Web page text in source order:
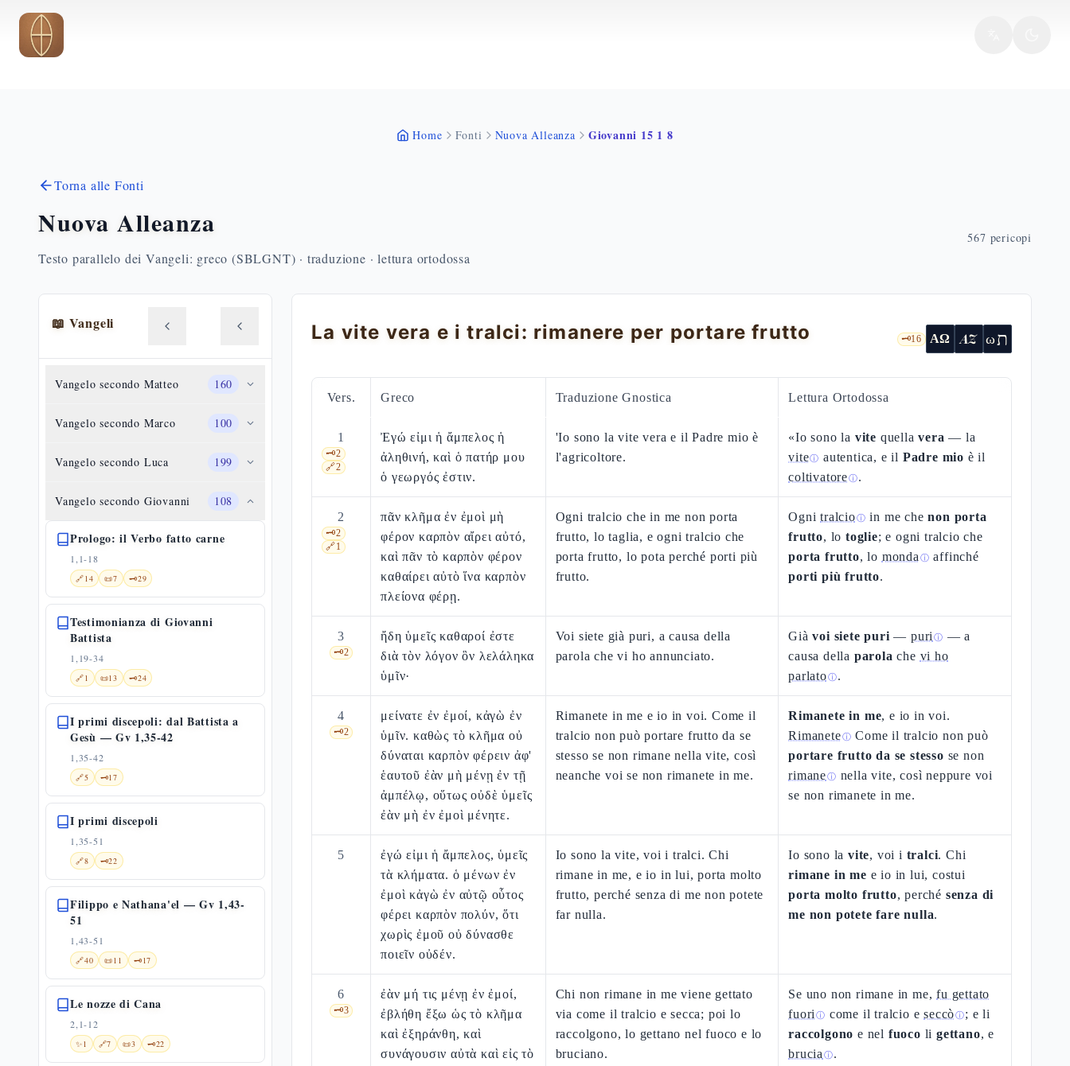
Vai al contenuto principale
Home Fonti Nuova Alleanza Giovanni 15 1 8
Torna alle Fonti
Nuova Alleanza
Testo parallelo dei Vangeli: greco (SBLGNT) · traduzione · lettura ortodossa
567 pericopi
📖 Vangeli
Vangelo secondo Matteo 160
Vangelo secondo Marco 100
Vangelo secondo Luca 199
Vangelo secondo Giovanni 108
Prologo: il Verbo fatto carne
1,1-18
🔗14 📜7 🗝️29
Testimonianza di Giovanni
Battista
1,19-34
🔗1 📜13 🗝️24
I primi discepoli: dal Battista a
Gesù — Gv 1,35-42
1,35-42
🔗5 🗝️17
I primi discepoli
1,35-51
🔗8 🗝️22
Filippo e Nathana'el — Gv 1,43-
51
1,43-51
🔗40 📜11 🗝️17
Le nozze di Cana
2,1-12
✨1 🔗7 📜3 🗝️22
La vite vera e i tralci: rimanere per portare frutto 🗝️16 ΑΩ AZ ωת
Vers. Greco Traduzione Gnostica Lettura Ortodossa
1
🗝️2
🔗2
Ἐγώ εἰμι ἡ ἄμπελος ἡ
ἀληθινή, καὶ ὁ πατήρ μου
ὁ γεωργός ἐστιν.
'Io sono la vite vera e il Padre mio è
l'agricoltore.
«Io sono la vite quellavera — la
viteⓘ autentica, e il Padre mio è il
coltivatoreⓘ.
2
🗝️2
🔗1
πᾶν κλῆμα ἐν ἐμοὶ μὴ
φέρον καρπὸν αἴρει αὐτό,
καὶ πᾶν τὸ καρπὸν φέρον
καθαίρει αὐτὸ ἵνα καρπὸν
πλείονα φέρῃ.
Ogni tralcio che in me non porta
frutto, lo taglia, e ogni tralcio che
porta frutto, lo pota perché porti più
frutto.
Ognitralcioⓘ in me chenon porta
frutto, lotoglie; e ogni tralcio che
porta frutto, lo monda ⓘ affinché
porti più frutto.
3
🗝️2
ἤδη ὑμεῖς καθαροί ἐστε
διὰ τὸν λόγον ὃν λελάληκα
ὑμῖν·
Voi siete già puri, a causa della
parola che vi ho annunciato.
Giàvoi siete puri —puri ⓘ — a
causa della parola che vi ho
parlatoⓘ.
4
🗝️2
μείνατε ἐν ἐμοί, κἀγὼ ἐν
ὑμῖν. καθὼς τὸ κλῆμα οὐ
δύναται καρπὸν φέρειν ἀφ'
ἑαυτοῦ ἐὰν μὴ μένῃ ἐν τῇ
ἀμπέλῳ, οὕτως οὐδὲ ὑμεῖς
ἐὰν μὴ ἐν ἐμοὶ μένητε.
Rimanete in me e io in voi. Come il
tralcio non può portare frutto da se
stesso se non rimane nella vite, così
neanche voi se non rimanete in me.
Rimanete in me, e io in voi.
Rimaneteⓘ Come il tralcio non può
portare frutto da se stesso se non
rimaneⓘ nella vite, così neppure voi
se non rimanete in me.
5
ἐγώ εἰμι ἡ ἄμπελος, ὑμεῖς
τὰ κλήματα. ὁ μένων ἐν
ἐμοὶ κἀγὼ ἐν αὐτῷ οὗτος
φέρει καρπὸν πολύν, ὅτι
χωρὶς ἐμοῦ οὐ δύνασθε
ποιεῖν οὐδέν.
Io sono la vite, voi i tralci. Chi
rimane in me, e io in lui, porta molto
frutto, perché senza di me non potete
far nulla.
Io sono lavite, voi i tralci. Chi
rimane in me e io in lui, costui
porta molto frutto, perché senza di
me non potete fare nulla.
6
🗝️3
ἐὰν μή τις μένῃ ἐν ἐμοί,
ἐβλήθη ἔξω ὡς τὸ κλῆμα
καὶ ἐξηράνθη, καὶ
συνάγουσιν αὐτὰ καὶ εἰς τὸ
Chi non rimane in me viene gettato
via come il tralcio e secca; poi lo
raccolgono, lo gettano nel fuoco e lo
bruciano.
Se uno non rimane in me,fu gettato
fuori ⓘ come il tralcio eseccòⓘ; e li
raccolgono e nel fuoco ligettano, e
brucia ⓘ.